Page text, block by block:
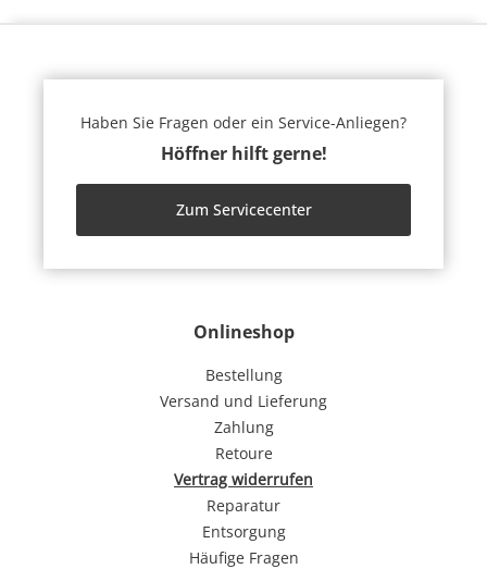
Onlineshop
Bestellung
Versand und Lieferung
Zahlung
Retoure
Vertrag widerrufen
Reparatur
Entsorgung
Häufige Fragen
Haben Sie Fragen oder ein Service-Anliegen?
Höffner hilft gerne!
Zum Servicecenter